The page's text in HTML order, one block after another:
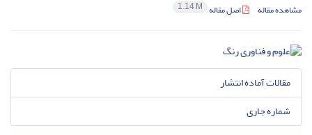
مشاهده مقاله اصل مقاله 1.14 M
مقالات آماده انتشار
شماره جاری